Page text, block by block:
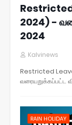
Restricted
2024) -
2024
Kalvinews
Restricted
வரையறுக்கப்பட்ட
RAIN HOLIDAY